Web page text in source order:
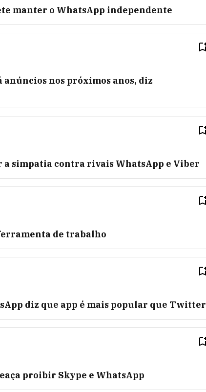
manter o WhatsApp independente
anúncios nos próximos anos, diz
a simpatia contra rivais WhatsApp e Viber
de trabalho
diz que app é mais popular que Twitter
proibir Skype e WhatsApp